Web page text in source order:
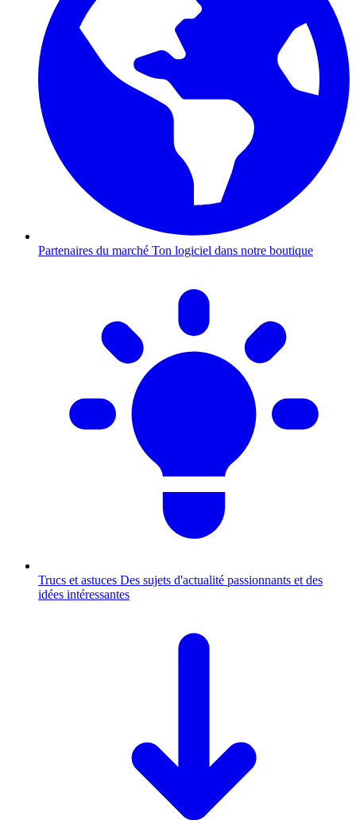
Partenaires du marché Ton logiciel dans notre boutique
Trucs et astuces Des sujets d'actualité passionnants et des
idées intéressantes